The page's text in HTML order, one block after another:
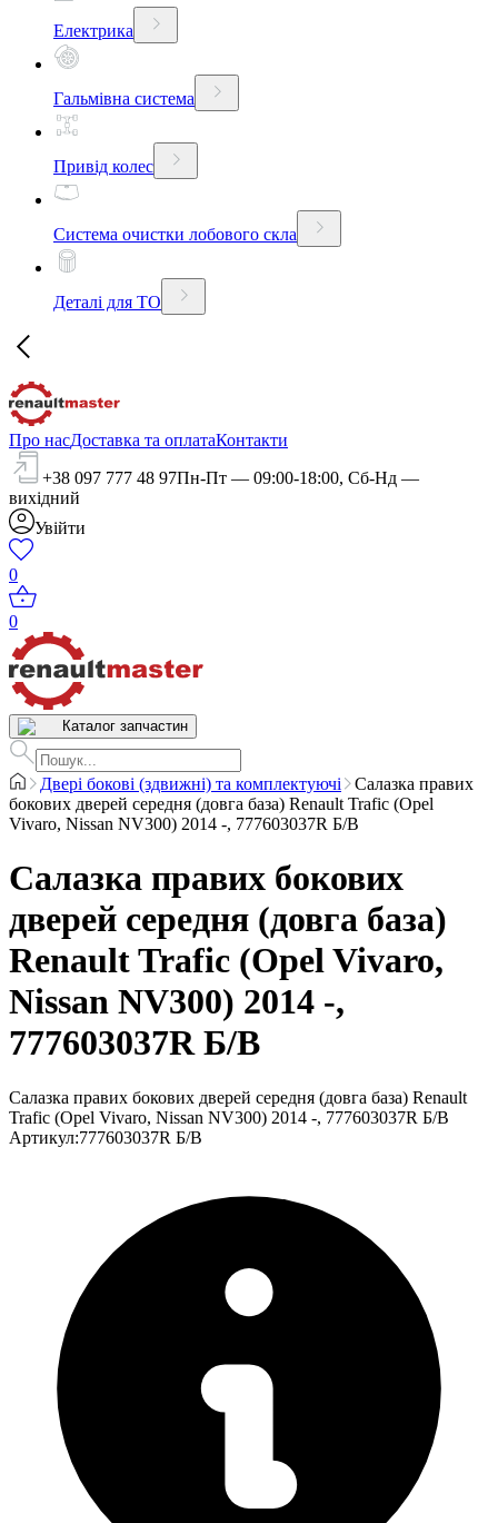
Електрика
Гальмівна система
Привід колес
Система очистки лобового скла
Деталі для ТО
Про насДоставка та оплатаКонтакти
+38 097 777 48 97Пн-Пт — 09:00-18:00, Сб-Нд —
вихідний
Увійти
0
0
Каталог запчастин
Двері бокові (здвижні) та комплектуючі
Салазка правих
бокових дверей середня (довга база) Renault Trafic (Opel
Vivaro, Nissan NV300) 2014 -, 777603037R Б/В
Салазка правих бокових
дверей середня (довга база)
Renault Trafic (Opel Vivaro,
Nissan NV300) 2014 -,
777603037R Б/В
Салазка правих бокових дверей середня (довга база) Renault
Trafic (Opel Vivaro, Nissan NV300) 2014 -, 777603037R Б/В
Артикул:777603037R Б/В